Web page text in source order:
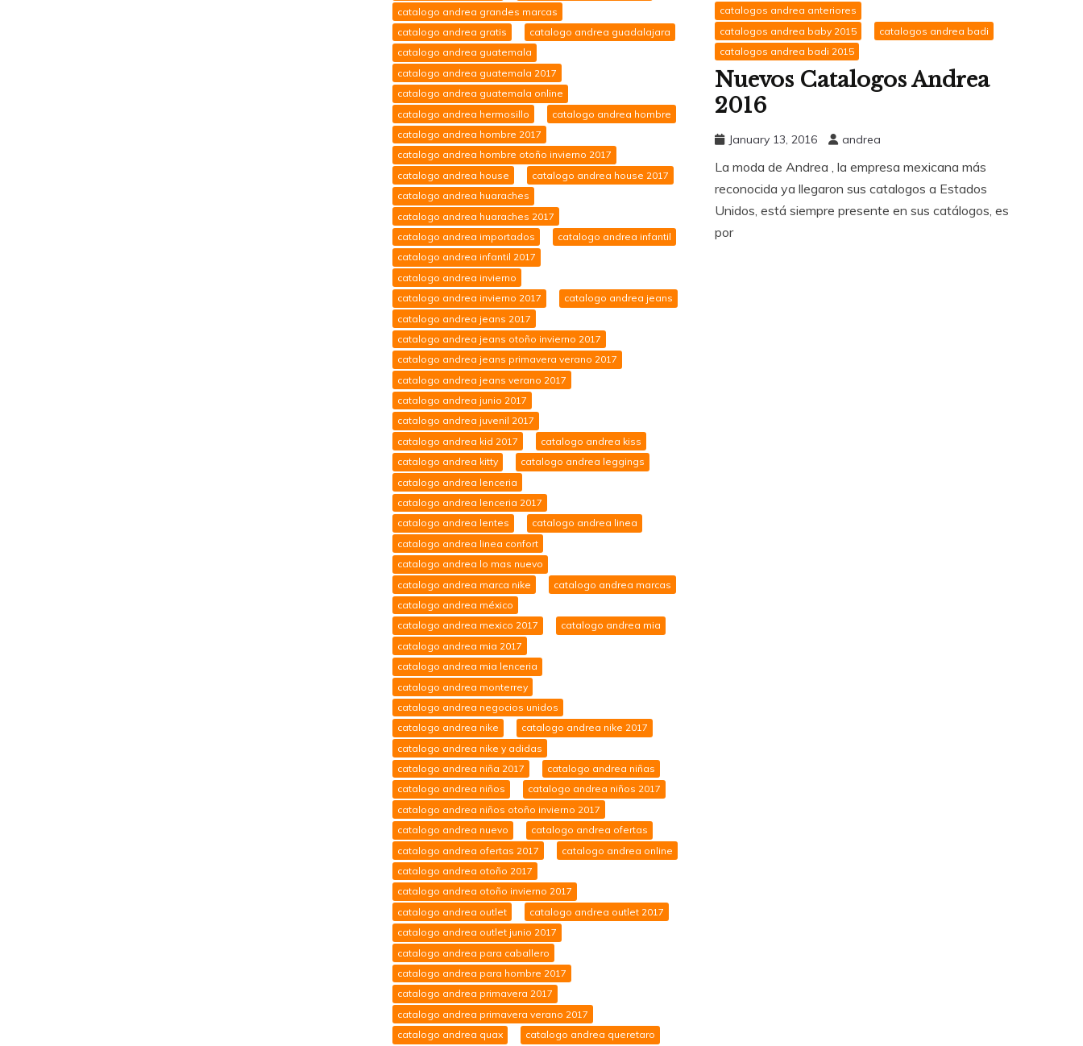
catalogo andrea grandes marcas
catalogo andrea gratis
catalogo andrea guadalajara
catalogo andrea guatemala
catalogo andrea guatemala 2017
catalogo andrea guatemala online
catalogo andrea hermosillo
catalogo andrea hombre
catalogo andrea hombre 2017
catalogo andrea hombre otoño invierno 2017
catalogo andrea house
catalogo andrea house 2017
catalogo andrea huaraches
catalogo andrea huaraches 2017
catalogo andrea importados
catalogo andrea infantil
catalogo andrea infantil 2017
catalogo andrea invierno
catalogo andrea invierno 2017
catalogo andrea jeans
catalogo andrea jeans 2017
catalogo andrea jeans otoño invierno 2017
catalogo andrea jeans primavera verano 2017
catalogo andrea jeans verano 2017
catalogo andrea junio 2017
catalogo andrea juvenil 2017
catalogo andrea kid 2017
catalogo andrea kiss
catalogo andrea kitty
catalogo andrea leggings
catalogo andrea lenceria
catalogo andrea lenceria 2017
catalogo andrea lentes
catalogo andrea linea
catalogo andrea linea confort
catalogo andrea lo mas nuevo
catalogo andrea marca nike
catalogo andrea marcas
catalogo andrea méxico
catalogo andrea mexico 2017
catalogo andrea mia
catalogo andrea mia 2017
catalogo andrea mia lenceria
catalogo andrea monterrey
catalogo andrea negocios unidos
catalogo andrea nike
catalogo andrea nike 2017
catalogo andrea nike y adidas
catalogo andrea niña 2017
catalogo andrea niñas
catalogo andrea niños
catalogo andrea niños 2017
catalogo andrea niños otoño invierno 2017
catalogo andrea nuevo
catalogo andrea ofertas
catalogo andrea ofertas 2017
catalogo andrea online
catalogo andrea otoño 2017
catalogo andrea otoño invierno 2017
catalogo andrea outlet
catalogo andrea outlet 2017
catalogo andrea outlet junio 2017
catalogo andrea para caballero
catalogo andrea para hombre 2017
catalogo andrea primavera 2017
catalogo andrea primavera verano 2017
catalogo andrea quax
catalogo andrea queretaro
catalogos andrea anteriores
catalogos andrea baby 2015
catalogos andrea badi
catalogos andrea badi 2015
Nuevos Catalogos Andrea
2016
January 13, 2016 andrea
La moda de Andrea , la empresa mexicana más
reconocida ya llegaron sus catalogos a Estados
Unidos, está siempre presente en sus catálogos, es
por